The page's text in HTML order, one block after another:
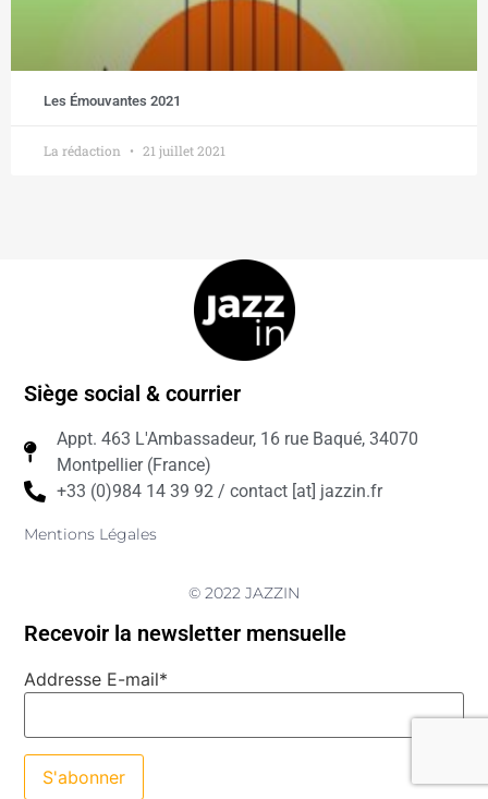
Les Émouvantes 2021
La rédaction 21 juillet 2021
Siège social & courrier
Appt. 463 L'Ambassadeur, 16 rue Baqué, 34070
Montpellier (France)
+33 (0)984 14 39 92 / contact [at] jazzin.fr
Mentions Légales
© 2022 JAZZIN
Recevoir la newsletter mensuelle
Addresse E-mail*